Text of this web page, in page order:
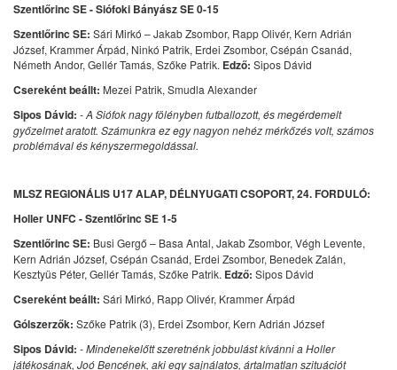
Szentlőrinc SE - Siófoki Bányász SE 0-15
Szentlőrinc SE: Sári Mirkó – Jakab Zsombor, Rapp Olivér, Kern Adrián
József, Krammer Árpád, Ninkó Patrik, Erdei Zsombor, Csépán Csanád,
Németh Andor, Gellér Tamás, Szőke Patrik. Edző: Sipos Dávid
Csereként beállt: Mezei Patrik, Smudla Alexander
Sipos Dávid: - A Siófok nagy fölényben futballozott, és megérdemelt
győzelmet aratott. Számunkra ez egy nagyon nehéz mérkőzés volt, számos
problémával és kényszermegoldással.
MLSZ REGIONÁLIS U17 ALAP, DÉLNYUGATI CSOPORT, 24. FORDULÓ:
Holler UNFC - Szentlőrinc SE 1-5
Szentlőrinc SE: Busi Gergő – Basa Antal, Jakab Zsombor, Végh Levente,
Kern Adrián József, Csépán Csanád, Erdei Zsombor, Benedek Zalán,
Kesztyüs Péter, Gellér Tamás, Szőke Patrik. Edző: Sipos Dávid
Csereként beállt: Sári Mirkó, Rapp Olivér, Krammer Árpád
Gólszerzők: Szőke Patrik (3), Erdei Zsombor, Kern Adrián József
Sipos Dávid: - Mindenekelőtt szeretnénk jobbulást kívánni a Holler
játékosának, Joó Bencének, aki egy sajnálatos, ártalmatlan szituációt